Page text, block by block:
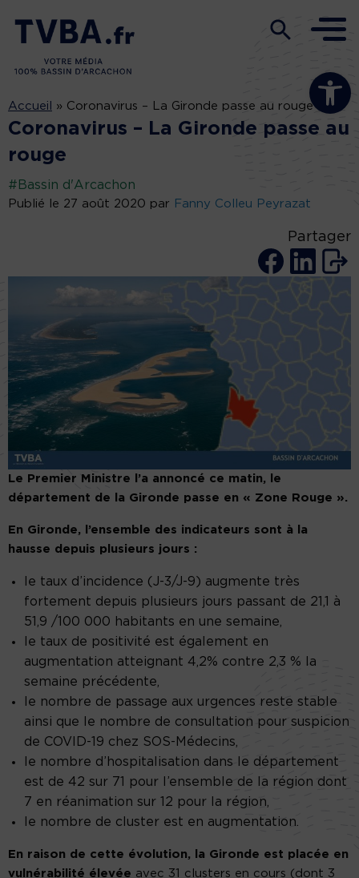
Ouvrir la
Accueil » Coronavirus – La Gironde passe au rouge
Coronavirus – La Gironde passe au
rouge
#Bassin d'Arcachon
Publié le 27 août 2020 par Fanny Colleu Peyrazat
Partager
Le Premier Ministre l’a annoncé ce matin, le
département de la Gironde passe en « Zone Rouge ».
En Gironde, l’ensemble des indicateurs sont à la
hausse depuis plusieurs jours :
le taux d’incidence (J-3/J-9) augmente très
fortement depuis plusieurs jours passant de 21,1 à
51,9 /100 000 habitants en une semaine,
le taux de positivité est également en
augmentation atteignant 4,2% contre 2,3 % la
semaine précédente,
le nombre de passage aux urgences reste stable
ainsi que le nombre de consultation pour suspicion
de COVID-19 chez SOS-Médecins,
le nombre d’hospitalisation dans le département
est de 42 sur 71 pour l’ensemble de la région dont
7 en réanimation sur 12 pour la région,
le nombre de cluster est en augmentation.
En raison de cette évolution, la Gironde est placée en
vulnérabilité élevée avec 31 clusters en cours (dont 3